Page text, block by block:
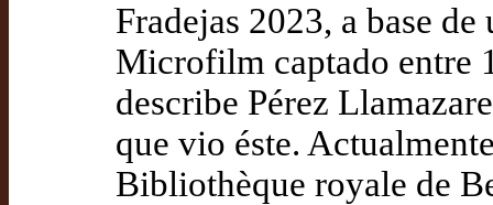
Fradejas 2023, a base
Microfilm captado entre
describe Pérez
que vio éste.
Bibliothèque royale de